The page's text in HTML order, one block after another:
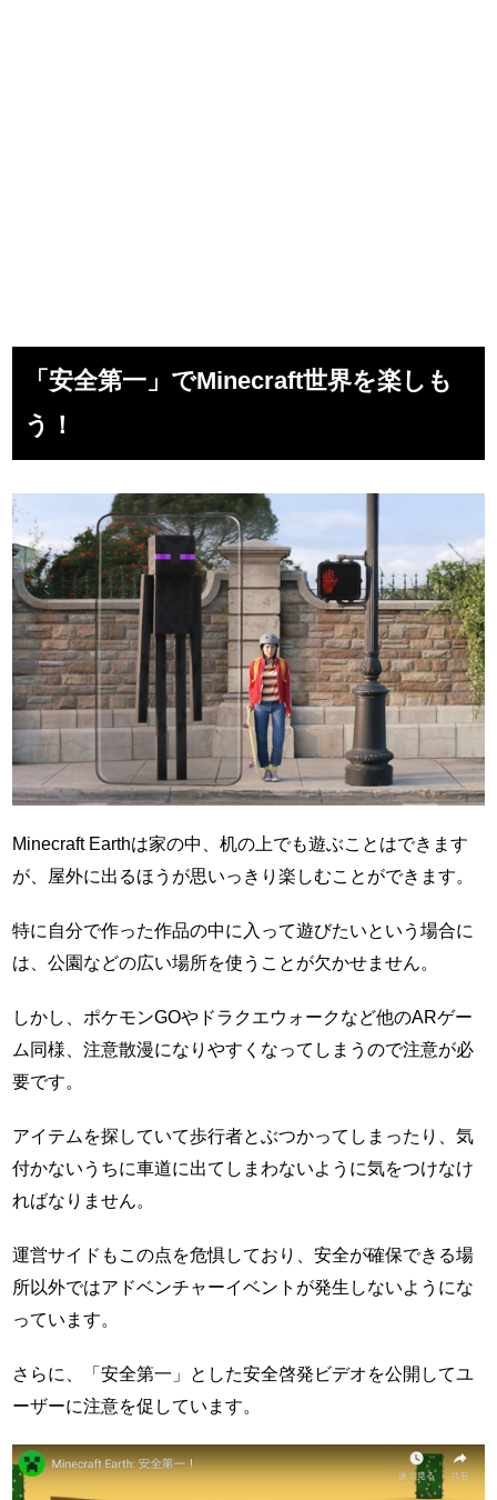
「安全第一」でMinecraft世界を楽しも
う！
Minecraft Earthは家の中、机の上でも遊ぶことはできます
が、屋外に出るほうが思いっきり楽しむことができます。
特に自分で作った作品の中に入って遊びたいという場合に
は、公園などの広い場所を使うことが欠かせません。
しかし、ポケモンGOやドラクエウォークなど他のARゲー
ム同様、注意散漫になりやすくなってしまうので注意が必
要です。
アイテムを探していて歩行者とぶつかってしまったり、気
付かないうちに車道に出てしまわないように気をつけなけ
ればなりません。
運営サイドもこの点を危惧しており、安全が確保できる場
所以外ではアドベンチャーイベントが発生しないようにな
っています。
さらに、「安全第一」とした安全啓発ビデオを公開してユ
ーザーに注意を促しています。